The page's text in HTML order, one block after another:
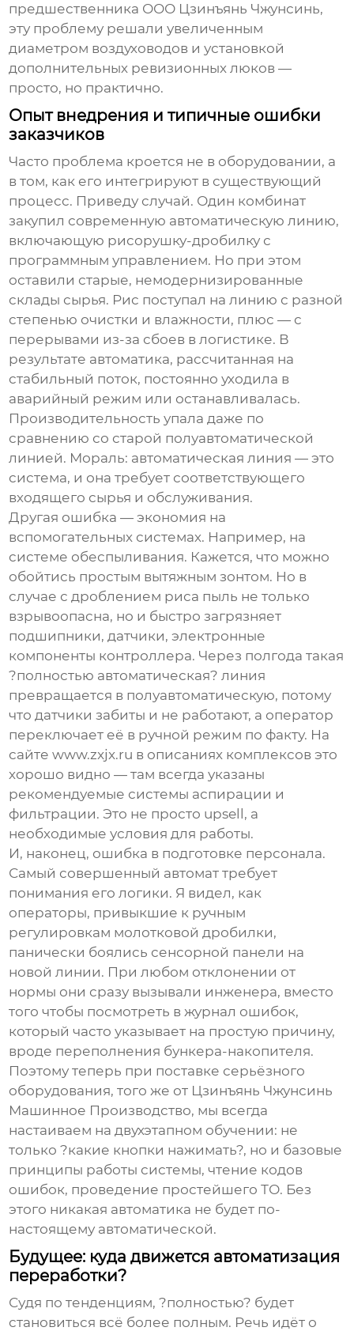
предшественника ООО Цзинъянь Чжунсинь,
эту проблему решали увеличенным
диаметром воздуховодов и установкой
дополнительных ревизионных люков —
просто, но практично.
Опыт внедрения и типичные ошибки
заказчиков
Часто проблема кроется не в оборудовании, а
в том, как его интегрируют в существующий
процесс. Приведу случай. Один комбинат
закупил современную автоматическую линию,
включающую рисорушку-дробилку с
программным управлением. Но при этом
оставили старые, немодернизированные
склады сырья. Рис поступал на линию с разной
степенью очистки и влажности, плюс — с
перерывами из-за сбоев в логистике. В
результате автоматика, рассчитанная на
стабильный поток, постоянно уходила в
аварийный режим или останавливалась.
Производительность упала даже по
сравнению со старой полуавтоматической
линией. Мораль: автоматическая линия — это
система, и она требует соответствующего
входящего сырья и обслуживания.
Другая ошибка — экономия на
вспомогательных системах. Например, на
системе обеспыливания. Кажется, что можно
обойтись простым вытяжным зонтом. Но в
случае с дроблением риса пыль не только
взрывоопасна, но и быстро загрязняет
подшипники, датчики, электронные
компоненты контроллера. Через полгода такая
?полностью автоматическая? линия
превращается в полуавтоматическую, потому
что датчики забиты и не работают, а оператор
переключает её в ручной режим по факту. На
сайтеwww.zxjx.ru в описаниях комплексов это
хорошо видно — там всегда указаны
рекомендуемые системы аспирации и
фильтрации. Это не просто upsell, а
необходимые условия для работы.
И, наконец, ошибка в подготовке персонала.
Самый совершенный автомат требует
понимания его логики. Я видел, как
операторы, привыкшие к ручным
регулировкам молотковой дробилки,
панически боялись сенсорной панели на
новой линии. При любом отклонении от
нормы они сразу вызывали инженера, вместо
того чтобы посмотреть в журнал ошибок,
который часто указывает на простую причину,
вроде переполнения бункера-накопителя.
Поэтому теперь при поставке серьёзного
оборудования, того же от Цзинъянь Чжунсинь
Машинное Производство, мы всегда
настаиваем на двухэтапном обучении: не
только ?какие кнопки нажимать?, но и базовые
принципы работы системы, чтение кодов
ошибок, проведение простейшего ТО. Без
этого никакая автоматика не будет по-
настоящему автоматической.
Будущее: куда движется автоматизация
переработки?
Судя по тенденциям, ?полностью? будет
становиться всё более полным. Речь идёт о